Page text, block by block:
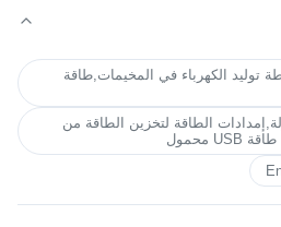
توليد الكهرباء في المخيمات,طاقة
الطاقة لتخزين الطاقة من